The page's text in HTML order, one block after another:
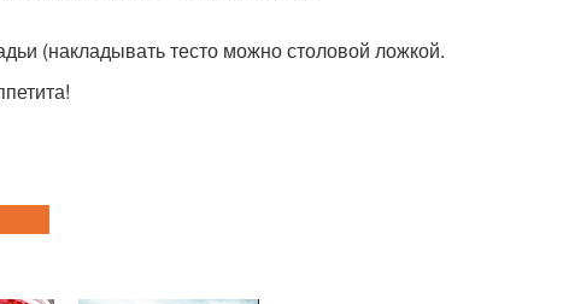
(накладывать тесто можно столовой ложкой.